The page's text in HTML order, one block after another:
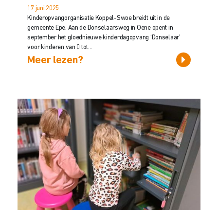
17 juni 2025
Kinderopvangorganisatie Koppel-Swoe breidt uit in de
gemeente Epe. Aan de Donselaarsweg in Oene opent in
september het gloednieuwe kinderdagopvang ‘Donselaar’
voor kinderen van 0 tot...
Meer lezen?